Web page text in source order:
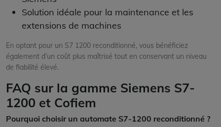
Solution idéale pour la maintenance et les
extensions de machines
En optant pour un S7 1200 reconditionné, vous bénéficiez
également d’un coût plus maîtrisé tout en conservant un niveau
de fiabilité élevé.
FAQ sur la gamme Siemens S7-
1200 et Cofiem
Pourquoi choisir un automate S7-1200 reconditionné ?